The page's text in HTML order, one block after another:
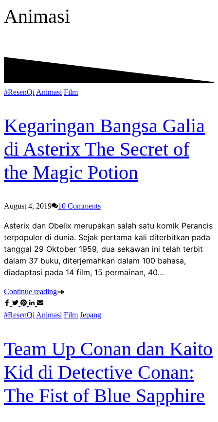
Animasi
#ResenQi Animasi Film
Kegaringan Bangsa Galia
di Asterix The Secret of
the Magic Potion
August 4, 2019 10 Comments
Asterix dan Obelix merupakan salah satu komik Perancis
terpopuler di dunia. Sejak pertama kali diterbitkan pada
tanggal 29 Oktober 1959, dua sekawan ini telah terbit
dalam 37 buku, diterjemahkan dalam 100 bahasa,
diadaptasi pada 14 film, 15 permainan, 40…
Continue reading
#ResenQi Animasi Film Jepang
Team Up Conan dan Kaito
Kid di Detective Conan:
The Fist of Blue Sapphire